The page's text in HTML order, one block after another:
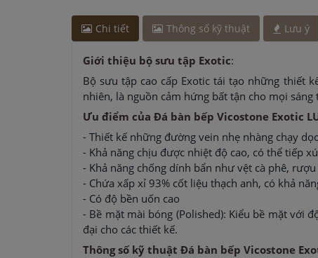
Chi tiết Thông số kỹ thuật Lưu ý
Giới thiệu bộ sưu tập Exotic:
Bộ sưu tập cao cấp Exotic tái tạo những thiết
nhiên, là nguồn cảm hứng bất tận cho mọi sáng
Ưu điểm của Đá bàn bếp Vicostone Exotic
- Thiết kế những đường vein nhẹ nhàng chạy
- Khả năng chịu được nhiệt độ cao, có thể tiếp
- Khả năng chống dính bẩn như vệt cà phê,
- Chứa xấp xỉ 93% cốt liệu thạch anh, có khả
- Có độ bền uốn cao
- Bề mặt mài bóng (Polished): Kiểu bề mặt với
đại cho các thiết kế.
Thông số kỹ thuật Đá bàn bếp Vicostone